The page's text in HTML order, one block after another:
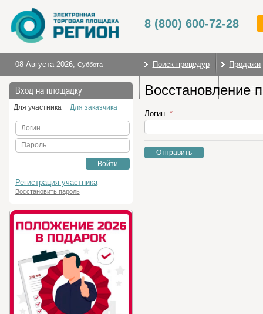
8 (800) 600-72-28
08 Августа 2026, Суббота Поиск процедур Продажи
Торговые секции На
Вход на площадку
Для участника Для заказчика
Логин
Пароль
Войти
Регистрация участника
Восстановить пароль
Восстановление
Логин
Отправить